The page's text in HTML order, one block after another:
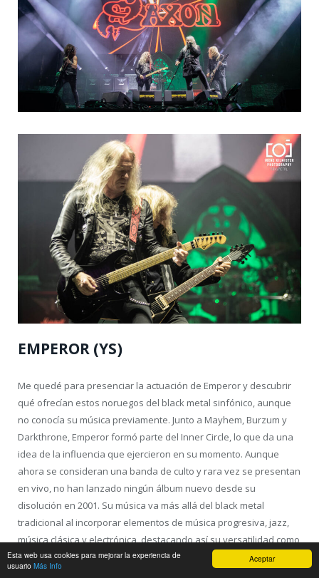
Aceptar
Esta web usa cookies para mejorar la experiencia de
usuario Más Info
EMPEROR (YS)
Me quedé para presenciar la actuación de Emperor y descubrir
qué ofrecían estos noruegos del black metal sinfónico, aunque
no conocía su música previamente. Junto a Mayhem, Burzum y
Darkthrone, Emperor formó parte del Inner Circle, lo que da una
idea de la influencia que ejercieron en su momento. Aunque
ahora se consideran una banda de culto y rara vez se presentan
en vivo, no han lanzado ningún álbum nuevo desde su
disolución en 2001. Su música va más allá del black metal
tradicional al incorporar elementos de música progresiva, jazz,
música clásica y electrónica, destacando así su versatilidad como
músico y compositor.